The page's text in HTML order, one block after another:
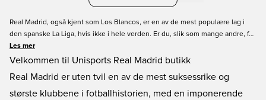
Real Madrid, også kjent som Los Blancos, er en av de mest populære lag i
den spanske La Liga, hvis ikke i hele verden. Er du, slik som mange andre, fan
av den spanske toppklubben, så er dette siden du har bruk for. Vår online
Real Madrid shop inneholder noen av de beste, feteste og mest unike Real
mere merchandise her! Lave priser, og hurtig levering hos Unisport.
Les mer
Velkommen til Unisports Real Madrid butikk
Real Madrid er uten tvil en av de mest suksessrike og
største klubbene i fotballhistorien, med en imponerende